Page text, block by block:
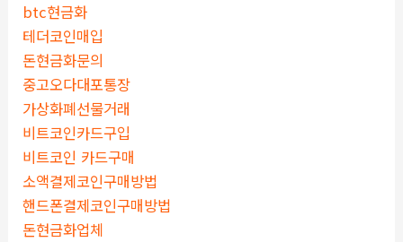
btc현금화
테더코인매입
돈현금화문의
중고오다대포통장
가상화폐선물거래
비트코인카드구입
비트코인 카드구매
소액결제코인구매방법
핸드폰결제코인구매방법
돈현금화업체